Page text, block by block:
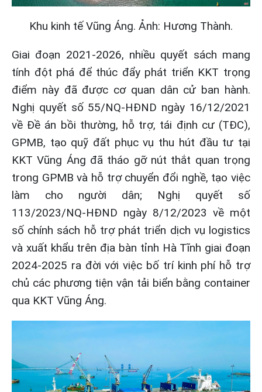
Khu kinh tế Vũng Áng. Ảnh: Hương Thành.
Giai đoạn 2021-2026, nhiều quyết sách mang
tính đột phá để thúc đẩy phát triển KKT trọng
điểm này đã được cơ quan dân cử ban hành.
Nghị quyết số 55/NQ-HĐND ngày 16/12/2021
về Đề án bồi thường, hỗ trợ, tái định cư (TĐC),
GPMB, tạo quỹ đất phục vụ thu hút đầu tư tại
KKT Vũng Áng đã tháo gỡ nút thắt quan trọng
trong GPMB và hỗ trợ chuyển đổi nghề, tạo việc
làm cho người dân; Nghị quyết số
113/2023/NQ-HĐND ngày 8/12/2023 về một
số chính sách hỗ trợ phát triển dịch vụ logistics
và xuất khẩu trên địa bàn tỉnh Hà Tĩnh giai đoạn
2024-2025 ra đời với việc bố trí kinh phí hỗ trợ
chủ các phương tiện vận tải biển bằng container
qua KKT Vũng Áng.